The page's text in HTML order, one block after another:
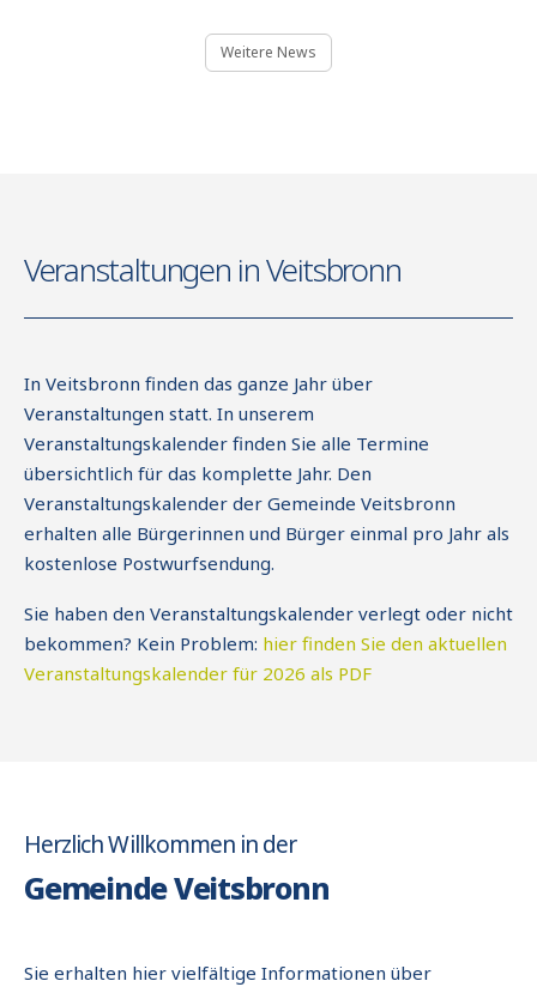
Weitere News
Veranstaltungen in Veitsbronn
In Veitsbronn finden das ganze Jahr über
Veranstaltungen statt. In unserem
Veranstaltungskalender finden Sie alle Termine
übersichtlich für das komplette Jahr. Den
Veranstaltungskalender der Gemeinde Veitsbronn
erhalten alle Bürgerinnen und Bürger einmal pro Jahr als
kostenlose Postwurfsendung.
Sie haben den Veranstaltungskalender verlegt oder nicht
bekommen? Kein Problem: hier finden Sie den aktuellen
Veranstaltungskalender für 2026 als PDF
Herzlich Willkommen in der
Gemeinde Veitsbronn
Sie erhalten hier vielfältige Informationen über